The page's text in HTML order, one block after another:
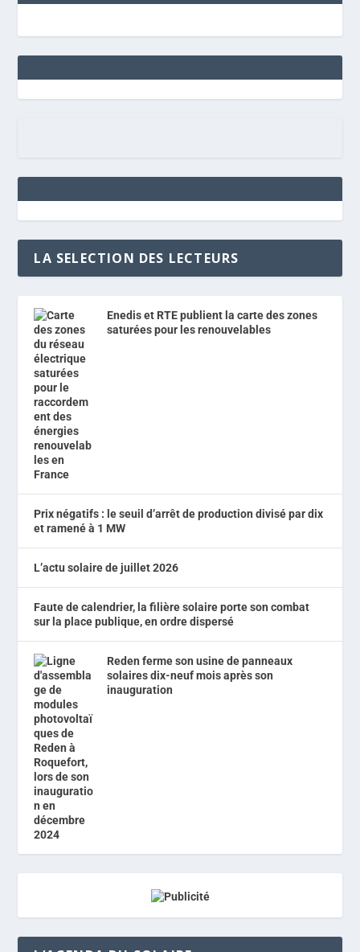
LA SELECTION DES LECTEURS
Enedis et RTE publient la carte des zones
saturées pour les renouvelables
Prix négatifs : le seuil d’arrêt de production divisé par dix
et ramené à 1 MW
L’actu solaire de juillet 2026
Faute de calendrier, la filière solaire porte son combat
sur la place publique, en ordre dispersé
Reden ferme son usine de panneaux
solaires dix-neuf mois après son
inauguration